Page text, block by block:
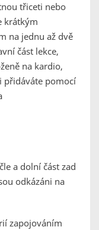
třiceti nebo
krátkým
na jednu až dvě
část lekce,
na kardio,
přidáváte pomocí
a dolní část zad
odkázáni na
zapojováním